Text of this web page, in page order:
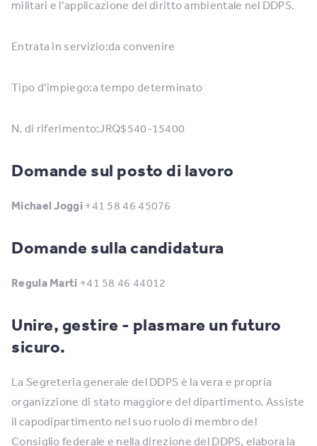
militari e l’applicazione del diritto ambientale nel DDPS.
Entrata in servizio:da convenire
Tipo d’impiego:a tempo determinato
N. di riferimento:JRQ$540-15400
Domande sul posto di lavoro
Michael Joggi+41 58 46 45076
Domande sulla candidatura
Regula Marti +41 58 46 44012
Unire, gestire - plasmare un futuro
sicuro.
La Segreteria generale del DDPS è la vera e propria
organizzione di stato maggiore del dipartimento. Assiste
il capodipartimento nel suo ruolo di membro del
Consiglio federale e nella direzione del DDPS, elabora la